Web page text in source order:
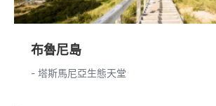
布魯尼島
- 塔斯馬尼亞生態天堂